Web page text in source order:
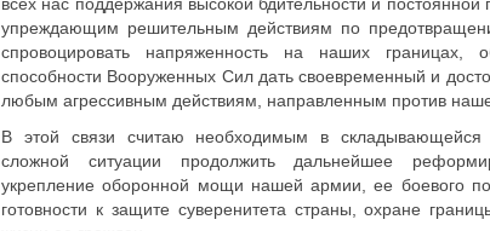
упреждающим решительным действиям по
спровоцировать напряженность на наших границах,
способности Вооруженных Сил дать своевременный и
любым агрессивным действиям, направленным против
В этой связи считаю необходимым в складывающейся
сложной ситуации продолжить дальнейшее
укрепление оборонной мощи нашей армии, ее боевого
готовности к защите суверенитета страны, охране